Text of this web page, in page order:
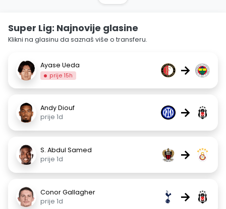
Super Lig: Najnovije glasine
Klikni na glasinu da saznaš više o transferu.
Ayase Ueda
prije 15h →
Andy Diouf
prije 1d
→
S. Abdul Samed
prije 1d
→
Conor Gallagher
prije 1d
→